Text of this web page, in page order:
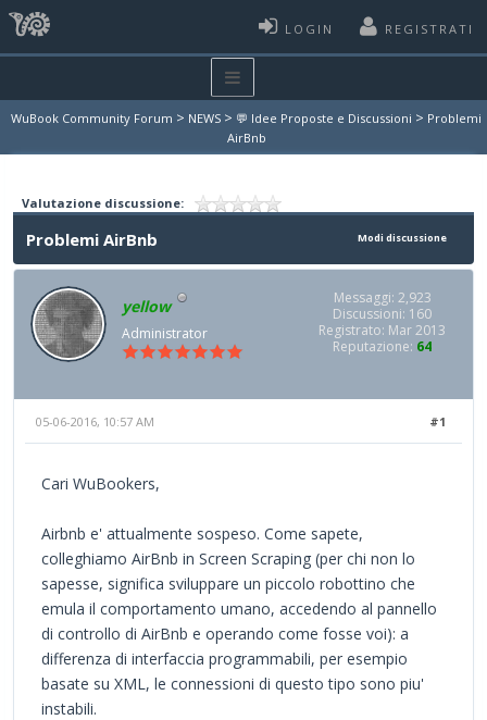
LOGIN REGISTRATI
WuBook Community Forum > NEWS > 💬 Idee Proposte e Discussioni > Problemi
AirBnb
Valutazione discussione:
Modi discussione
Problemi AirBnb
yellow
Administrator
Messaggi: 2,923
Discussioni: 160
Registrato: Mar 2013
Reputazione: 64
#1
05-06-2016, 10:57 AM
Cari WuBookers,
Airbnb e' attualmente sospeso. Come sapete,
colleghiamo AirBnb in Screen Scraping (per chi non lo
sapesse, significa sviluppare un piccolo robottino che
emula il comportamento umano, accedendo al pannello
di controllo di AirBnb e operando come fosse voi): a
differenza di interfaccia programmabili, per esempio
basate su XML, le connessioni di questo tipo sono piu'
instabili.